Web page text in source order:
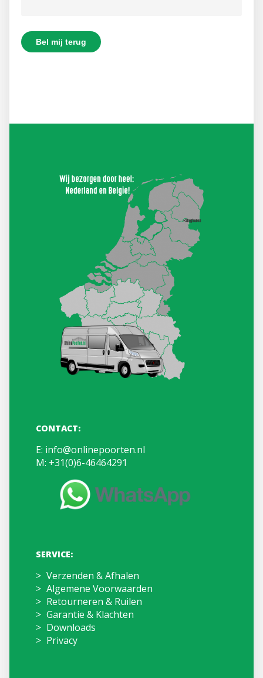
CONTACT:
E: info@onlinepoorten.nl
M: +31(0)6-46464291
SERVICE:
Verzenden & Afhalen
Algemene Voorwaarden
Retourneren & Ruilen
Garantie & Klachten
Downloads
Privacy